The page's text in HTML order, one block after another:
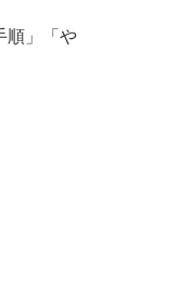
順」「や